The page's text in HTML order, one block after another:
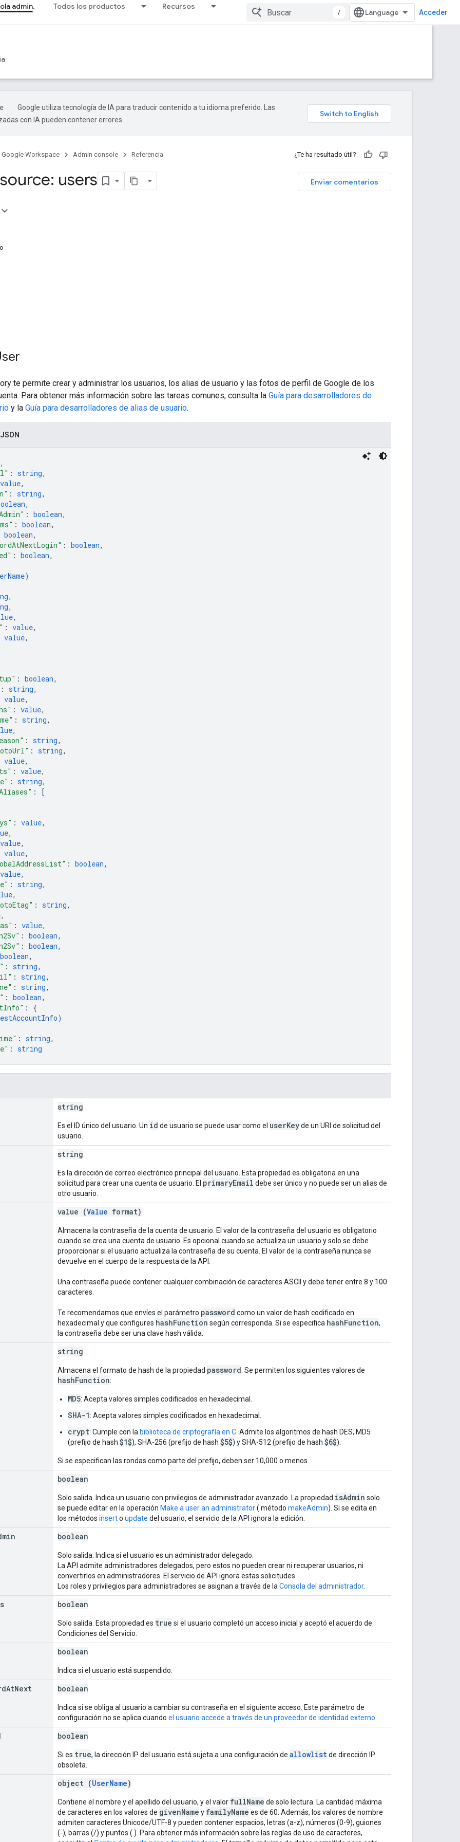
admin. Todos los productos Recursos
/ Acceder
Google utiliza tecnología de IA para traducir contenido a tu idioma preferido. Las
con IA pueden contener errores.
Google Workspace Admin console Referencia ¿Te ha resultado útil?
Enviar comentarios
users
te permite crear y administrar los usuarios, los alias de usuario y las fotos de perfil de Google de los
Para obtener más información sobre las tareas comunes, consulta la Guía para desarrolladores de
y la Guía para desarrolladores de alias de usuario.
,
: string,
value,
: string,
,
: boolean,
: boolean,
boolean,
: boolean,
: boolean,
)
,
,
,
: value,
value,
: boolean,
: string,
value,
: value,
: string,
,
: string,
: string,
value,
: value,
: string,
:
[
: value,
,
value,
value,
: boolean,
value,
: string,
,
: string,
,
: value,
: boolean,
: boolean,
boolean,
: string,
: string,
: string,
: boolean,
: {
)
: string,
: string
string
Es el ID único del usuario. Un id de usuario se puede usar como el userKeyde un URI de solicitud del
usuario.
string
Es la dirección de correo electrónico principal del usuario. Esta propiedad es obligatoria en una
solicitud para crear una cuenta de usuario. El primaryEmail debe ser único y no puede ser un alias de
otro usuario.
value (Value format)
Almacena la contraseña de la cuenta de usuario. El valor de la contraseña del usuario es obligatorio
cuando se crea una cuenta de usuario. Es opcional cuando se actualiza un usuario y solo se debe
proporcionar si el usuario actualiza la contraseña de su cuenta. El valor de la contraseña nunca se
devuelve en el cuerpo de la respuesta de la API.
Una contraseña puede contener cualquier combinación de caracteres ASCII y debe tener entre 8 y 100
caracteres.
Te recomendamos que envíes el parámetro password como un valor de hash codificado en
hexadecimal y que configures hashFunction según corresponda. Si se especifica hashFunction,
la contraseña debe ser una clave hash válida.
string
Almacena el formato de hash de la propiedad password . Se permiten los siguientes valores de
hashFunction:
MD5: Acepta valores simples codificados en hexadecimal.
SHA-1: Acepta valores simples codificados en hexadecimal.
crypt: Cumple con la biblioteca de criptografía en C . Admite los algoritmos de hash DES, MD5
(prefijo de hash $1$), SHA-256 (prefijo de hash $5$) y SHA-512 (prefijo de hash $6$).
Si se especifican las rondas como parte del prefijo, deben ser 10,000 o menos.
boolean
Solo salida. Indica un usuario con privilegios de administrador avanzado. La propiedad isAdmin solo
se puede editar en la operación Make a user an administrator( método makeAdmin). Si se edita en
los métodos inserto update del usuario, el servicio de la API ignora la edición.
boolean
Solo salida. Indica si el usuario es un administrador delegado.
La API admite administradores delegados, pero estos no pueden crear ni recuperar usuarios, ni
convertirlos en administradores. El servicio de API ignora estas solicitudes.
Los roles y privilegios para administradores se asignan a través de la Consola del administrador.
boolean
Solo salida. Esta propiedad es true si el usuario completó un acceso inicial y aceptó el acuerdo de
Condiciones del Servicio.
boolean
Indica si el usuario está suspendido.
AtNext
boolean
Indica si se obliga al usuario a cambiar su contraseña en el siguiente acceso. Este parámetro de
configuración no se aplica cuando el usuario accede a través de un proveedor de identidad externo
boolean
Si es true, la dirección IP del usuario está sujeta a una configuración de allowlistde dirección IP
obsoleta.
object (UserName)
Contiene el nombre y el apellido del usuario, y el valor fullName de solo lectura. La cantidad máxima
de caracteres en los valores de givenName y familyName es de 60. Además, los valores de nombre
admiten caracteres Unicode/UTF-8 y pueden contener espacios, letras (a-z), números (0-9), guiones
(-), barras (/) y puntos (.). Para obtener más información sobre las reglas de uso de caracteres,